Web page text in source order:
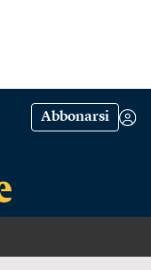
Abbonarsi